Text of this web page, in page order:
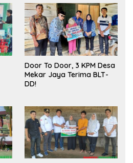
Door To Door, 3 KPM Desa
Mekar Jaya Terima BLT-
DD!